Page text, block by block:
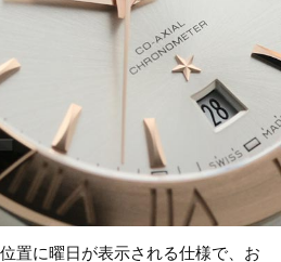
置に曜日が表示される仕様で、お